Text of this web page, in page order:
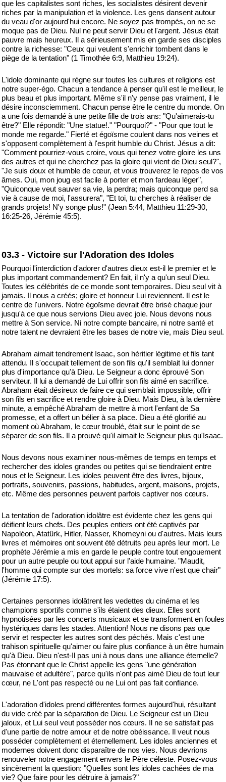
que les capitalistes sont riches, les socialistes désirent devenir
riches par la manipulation et la violence. Les gens dansent autour
du veau d'or aujourd'hui encore. Ne soyez pas trompés, on ne se
moque pas de Dieu. Nul ne peut servir Dieu et l'argent. Jésus était
pauvre mais heureux. Il a sérieusement mis en garde ses disciples
contre la richesse: "Ceux qui veulent s'enrichir tombent dans le
piège de la tentation" (1 Timothée 6:9, Matthieu 19:24).
L'idole dominante qui règne sur toutes les cultures et religions est
notre super-égo. Chacun a tendance à penser qu'il est le meilleur, le
plus beau et plus important. Même s'il n'y pense pas vraiment, il le
désire inconsciemment. Chacun pense être le centre du monde. On
a une fois demandé à une petite fille de trois ans: "Qu'aimerais-tu
être?" Elle répondit: "Une statue!." "Pourquoi?" - "Pour que tout le
monde me regarde." Fierté et égoïsme coulent dans nos veines et
s'opposent complètement à l'esprit humble du Christ. Jésus a dit:
"Comment pourriez-vous croire, vous qui tenez votre gloire les uns
des autres et qui ne cherchez pas la gloire qui vient de Dieu seul?",
"Je suis doux et humble de cœur, et vous trouverez le repos de vos
âmes. Oui, mon joug est facile à porter et mon fardeau léger",
"Quiconque veut sauver sa vie, la perdra; mais quiconque perd sa
vie à cause de moi, l'assurera", "Et toi, tu cherches à réaliser de
grands projets! N'y songe plus!" (Jean 5:44, Matthieu 11:29-30,
16:25-26, Jérémie 45:5).
03.3 - Victoire sur l'Adoration des Idoles
Pourquoi l'interdiction d'adorer d'autres dieux est-il le premier et le
plus important commandement? En fait, il n'y a qu'un seul Dieu.
Toutes les célébrités de ce monde sont temporaires. Dieu seul vit à
jamais. Il nous a créés; gloire et honneur Lui reviennent. Il est le
centre de l'univers. Notre égoïsme devrait être brisé chaque jour
jusqu'à ce que nous servions Dieu avec joie. Nous devons nous
mettre à Son service. Ni notre compte bancaire, ni notre santé et
notre talent ne devraient être les bases de notre vie, mais Dieu seul.
Abraham aimait tendrement Isaac, son héritier légitime et fils tant
attendu. Il s'occupait tellement de son fils qu'il semblait lui donner
plus d'importance qu'à Dieu. Le Seigneur a donc éprouvé Son
serviteur. Il lui a demandé de Lui offrir son fils aimé en sacrifice.
Abraham était désireux de faire ce qui semblait impossible, offrir
son fils en sacrifice et rendre gloire à Dieu. Mais Dieu, à la dernière
minute, a empêché Abraham de mettre à mort l'enfant de Sa
promesse, et a offert un bélier à sa place. Dieu a été glorifié au
moment où Abraham, le cœur troublé, était sur le point de se
séparer de son fils. Il a prouvé qu'il aimait le Seigneur plus qu'Isaac.
Nous devons nous examiner nous-mêmes de temps en temps et
rechercher des idoles grandes ou petites qui se tiendraient entre
nous et le Seigneur. Les idoles peuvent être des livres, bijoux,
portraits, souvenirs, passions, habitudes, argent, maisons, projets,
etc. Même des personnes peuvent parfois captiver nos cœurs.
La tentation de l'adoration idolâtre est évidente chez les gens qui
déifient leurs chefs. Des peuples entiers ont été captivés par
Napoléon, Atatürk, Hitler, Nasser, Khomeyni ou d'autres. Mais leurs
livres et mémoires ont souvent été détruits peu après leur mort. Le
prophète Jérémie a mis en garde le peuple contre tout engouement
pour un autre peuple ou tout appui sur l'aide humaine. "Maudit,
l'homme qui compte sur des mortels: sa force vive n'est que chair"
(Jérémie 17:5).
Certaines personnes idolâtrent les vedettes du cinéma et les
champions sportifs comme s'ils étaient des dieux. Elles sont
hypnotisées par les concerts musicaux et se transforment en foules
hystériques dans les stades. Attention! Nous ne disons pas que
servir et respecter les autres sont des péchés. Mais c'est une
trahison spirituelle qu'aimer ou faire plus confiance à un être humain
qu'à Dieu. Dieu n'est-Il pas uni à nous dans une alliance éternelle?
Pas étonnant que le Christ appelle les gens "une génération
mauvaise et adultère", parce qu'ils n'ont pas aimé Dieu de tout leur
cœur, ne L'ont pas respecté ou ne Lui ont pas fait confiance.
L'adoration d'idoles prend différentes formes aujourd'hui, résultant
du vide créé par la séparation de Dieu. Le Seigneur est un Dieu
jaloux, et Lui seul veut posséder nos cœurs. Il ne se satisfait pas
d'une partie de notre amour et de notre obéissance. Il veut nous
posséder complètement et éternellement. Les idoles anciennes et
modernes doivent donc disparaître de nos vies. Nous devrions
renouveler notre engagement envers le Père céleste. Posez-vous
sincèrement la question: "Quelles sont les idoles cachées de ma
vie? Que faire pour les détruire à jamais?"